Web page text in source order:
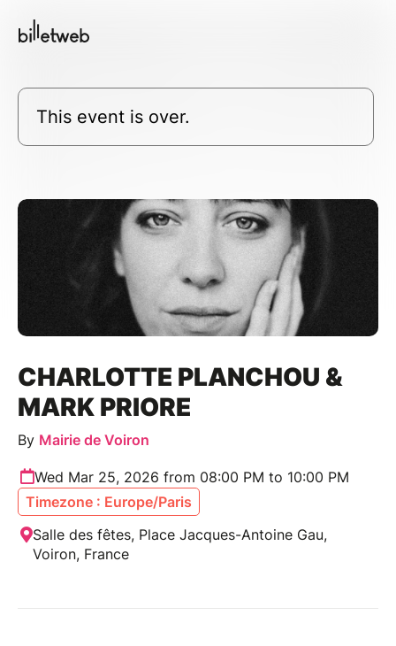
This event is over.
CHARLOTTE PLANCHOU &
MARK PRIORE
By Mairie de Voiron
Wed Mar 25, 2026 from 08:00 PM to 10:00 PM
Timezone : Europe/Paris
Salle des fêtes, Place Jacques-Antoine Gau,
Voiron, France